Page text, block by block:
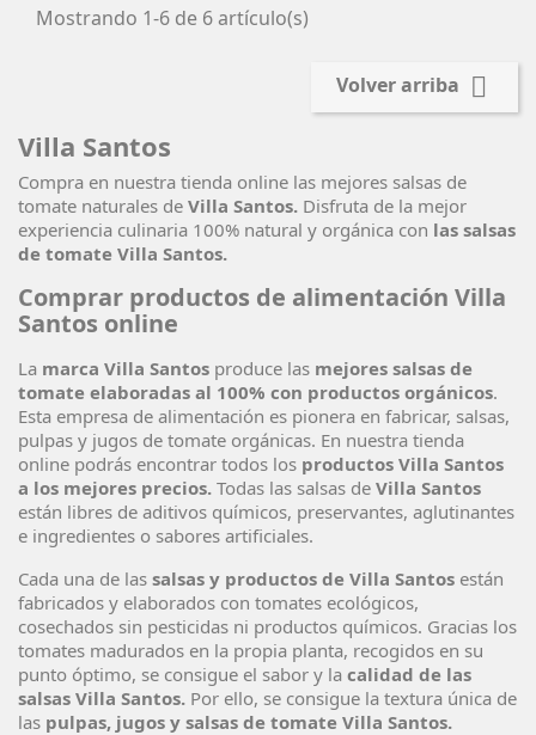
Mostrando 1-6 de 6 artículo(s)
Volver arriba 
Villa Santos
Compra en nuestra tienda online las mejores salsas de
tomate naturales de Villa Santos. Disfruta de la mejor
experiencia culinaria 100% natural y orgánica con las salsas
de tomate Villa Santos.
Comprar productos de alimentación Villa
Santos online
La marca Villa Santos produce las mejores salsas de
tomate elaboradas al 100% con productos orgánicos.
Esta empresa de alimentación es pionera en fabricar, salsas,
pulpas y jugos de tomate orgánicas. En nuestra tienda
online podrás encontrar todos los productos Villa Santos
a los mejores precios. Todas las salsas de Villa Santos
están libres de aditivos químicos, preservantes, aglutinantes
e ingredientes o sabores artificiales.
Cada una de las salsas y productos de Villa Santos están
fabricados y elaborados con tomates ecológicos,
cosechados sin pesticidas ni productos químicos. Gracias los
tomates madurados en la propia planta, recogidos en su
punto óptimo, se consigue el sabor y la calidad de las
salsas Villa Santos. Por ello, se consigue la textura única de
las pulpas, jugos y salsas de tomate Villa Santos.